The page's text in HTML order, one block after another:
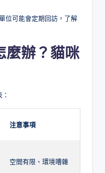
位可能會定期回訪，了解
麼辦？貓咪
注意事項
空間有限、環境嘈雜